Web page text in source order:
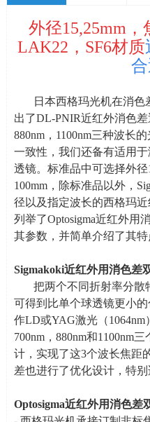
外径15,25mm，
LAK22，SF6材质
日本西格玛光机在消
出了DL-PNIR近红外消色
880nm， 1100nm三种波长
一致性，我们还备有适用
透镜。标准品中可选择外径
100mm，除标准品以外，
径以及指定波长的西格玛
列举了Optosigma近红外用
其参数，并简单介绍了其特
Sigmakoki近红外用消色差
把两个不同折射率分散
可得到比单个球透镜更小
作LD或YAG激光（1064nm
700nm， 880nm和1100nm三
计，实现了这3个波长焦距
差也进行了优化设计，特别
Optosigma近红外用消色差